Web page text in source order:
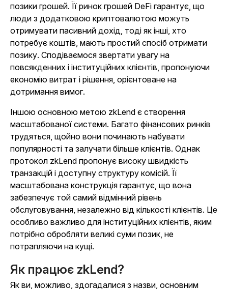
позики грошей. Її ринок грошей DeFi гарантує, що
люди з додатковою криптовалютою можуть
отримувати пасивний дохід, тоді як інші, хто
потребує коштів, мають простий спосіб отримати
позику. Сподіваємося звертати увагу на
повсякденних і інституційних клієнтів, пропонуючи
економію витрат і рішення, орієнтоване на
дотримання вимог.
Іншою основною метою zkLend є створення
масштабованої системи. Багато фінансових ринків
трудяться, щойно вони починають набувати
популярності та залучати більше клієнтів. Однак
протокол zkLend пропонує високу швидкість
транзакцій і доступну структуру комісій. Її
масштабована конструкція гарантує, що вона
забезпечує той самий відмінний рівень
обслуговування, незалежно від кількості клієнтів. Це
особливо важливо для інституційних клієнтів, яким
потрібно обробляти великі суми позик, не
потрапляючи на кущі.
Як працює zkLend?
Як ви, можливо, здогадалися з назви, основним